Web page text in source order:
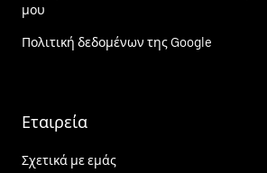
μου
Πολιτική δεδομένων της Google
Εταιρεία
Σχετικά με εμάς